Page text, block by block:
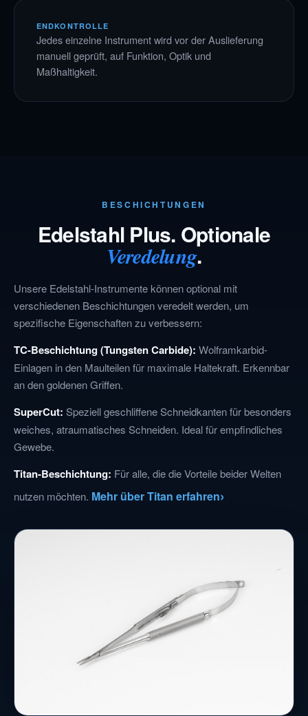
ENDKONTROLLE
Jedes einzelne Instrument wird vor der Auslieferung
manuell geprüft, auf Funktion, Optik und
Maßhaltigkeit.
BESCHICHTUNGEN
Edelstahl Plus. Optionale
Veredelung.
Unsere Edelstahl-Instrumente können optional mit
verschiedenen Beschichtungen veredelt werden, um
spezifische Eigenschaften zu verbessern:
TC-Beschichtung (Tungsten Carbide): Wolframkarbid-
Einlagen in den Maulteilen für maximale Haltekraft. Erkennbar
an den goldenen Griffen.
SuperCut: Speziell geschliffene Schneidkanten für besonders
weiches, atraumatisches Schneiden. Ideal für empfindliches
Gewebe.
Titan-Beschichtung: Für alle, die die Vorteile beider Welten
nutzen möchten. Mehr über Titan erfahren